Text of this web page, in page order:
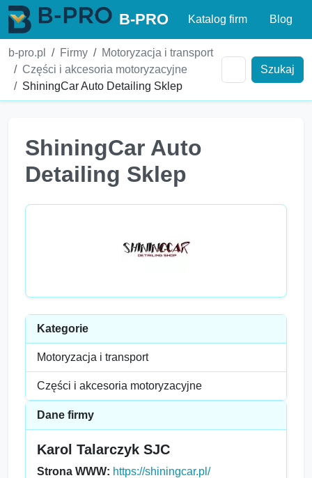
B-PRO Katalog firm Blog
b-pro.pl Firmy
Motoryzacja i transport
Części i akcesoria motoryzacyjne
ShiningCar Auto Detailing Sklep
Szukaj
ShiningCar Auto
Detailing Sklep
Kategorie
Motoryzacja i transport
Części i akcesoria motoryzacyjne
Dane firmy
Karol Talarczyk SJC
Strona WWW: https://shiningcar.pl/